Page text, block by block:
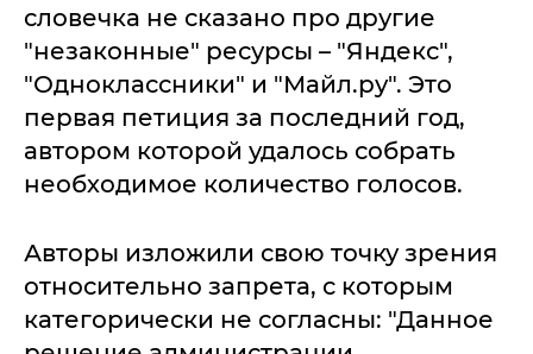
словечка не сказано про другие
"незаконные" ресурсы – "Яндекс",
"Одноклассники" и "Майл.ру". Это
первая петиция за последний год,
автором которой удалось собрать
необходимое количество голосов.
Авторы изложили свою точку зрения
относительно запрета, с которым
категорически не согласны: "Данное